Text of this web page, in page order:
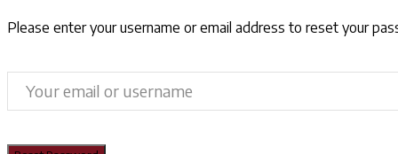
Please enter your username or email address to reset your